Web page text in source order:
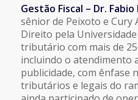
Gestão Fiscal – Dr.
sênior de Peixoto e Cury
Direito pela
tributário com mais de
incluindo o atendimento
publicidade, com ênfase
tributários e legais do